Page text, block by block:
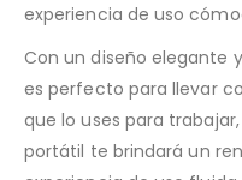
experiencia de uso
Con un diseño elegante
es perfecto para llevar
que lo uses para
portátil te brindará un